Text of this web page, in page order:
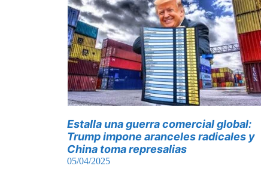
Estalla una guerra comercial global:
Trump impone aranceles radicales y
China toma represalias
05/04/2025